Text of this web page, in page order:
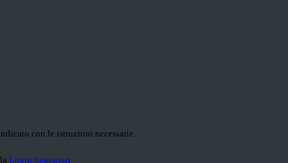
con le istruzioni necessarie.
Login Spaggiari